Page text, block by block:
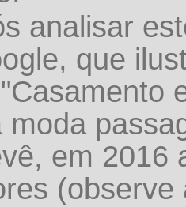
analisar
que
moda
em 2016